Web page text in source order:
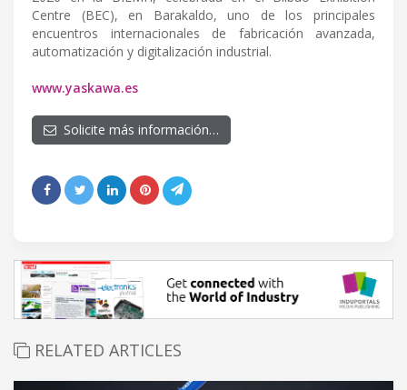
Centre (BEC), en Barakaldo, uno de los principales
encuentros internacionales de fabricación avanzada,
automatización y digitalización industrial.
www.yaskawa.es
Solicite más información…
RELATED ARTICLES